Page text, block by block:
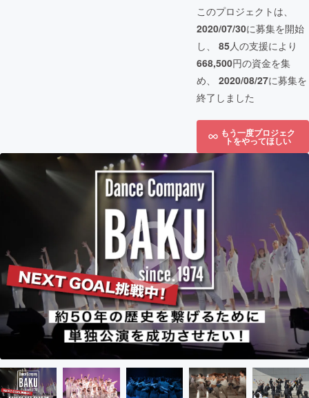
このプロジェクトは、
2020/07/30に募集を開始
し、 85人の支援により
668,500円の資金を集
め、 2020/08/27に募集を
終了しました
もう一度プロジェク
トをやってほしい